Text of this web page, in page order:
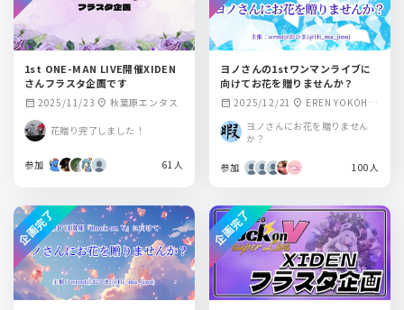
1st ONE-MAN LIVE開催XIDEN
さんフラスタ企画です
calendar_month 2025/11/23 location_on 秋葉原エンタス
花贈り完了しました！
参加 61人
ヨノさんの1stワンマンライブに
向けてお花を贈りませんか？
calendar_month 2025/12/21 location_on EREN YOKOHA
ヨノさんにお花を贈りません
か？
参加 100人
企画完了 企画完了